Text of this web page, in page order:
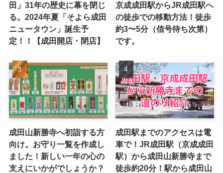
田」31年の歴史に幕を閉じ
る。2024年夏「そよら成田
ニュータウン」誕生予
定！！【成田開店・閉店】
京成成田駅からJR成田駅へ
の徒歩での移動方法！徒歩
約3〜5分（信号待ち次第）
です。
成田山新勝寺へ初詣する方
向け。お守り一覧を作成し
ました！新しい一年の心の
支えにいかがでしょうか？
成田駅までのアクセスは電
車で！JR成田駅（京成成田
駅）から成田山新勝寺まで
徒歩約20分！駅から成田山